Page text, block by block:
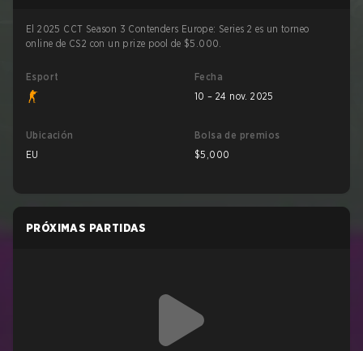
El 2025 CCT Season 3 Contenders Europe: Series 2 es un torneo
online de CS2 con un prize pool de $5.000.
Esport
Fecha
10 – 24 nov. 2025
Ubicación
EU
Bolsa de premios
$5,000
PRÓXIMAS PARTIDAS